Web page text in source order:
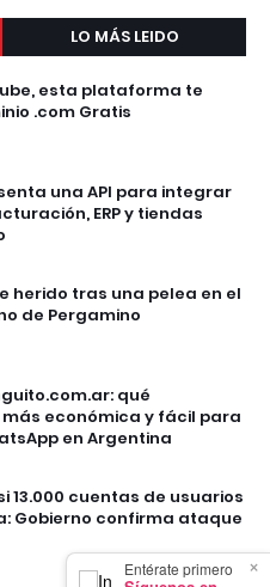
×
Entérate primero
LO MÁS LEIDO
esta plataforma te
.com Gratis
una API para integrar
ERP y tiendas
herido tras una pelea en el
de Pergamino
qué
económica y fácil para
en Argentina
13.000 cuentas de usuarios
Gobierno confirma ataque